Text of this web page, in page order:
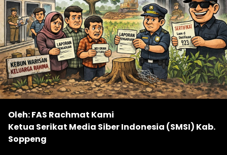
Oleh: FAS Rachmat Kami
Ketua Serikat Media Siber Indonesia (SMSI) Kab.
Soppeng